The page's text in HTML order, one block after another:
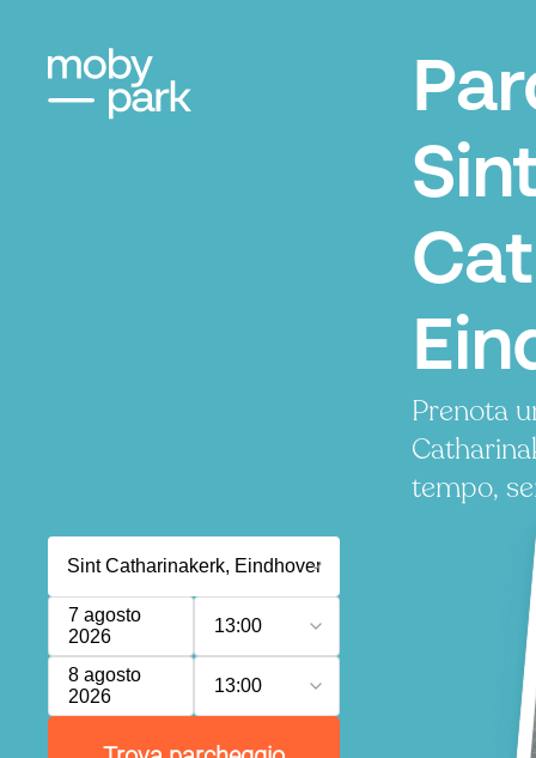
Prenota
tempo,
7 agosto
2026
13:00
8 agosto
2026
13:00